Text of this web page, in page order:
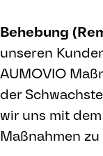
Behebung
unseren
AUMOVIO
der
wir uns mit
Maßnahmen